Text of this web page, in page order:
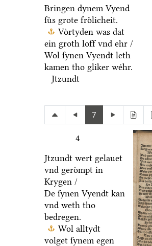
Bringen dynem Vyend
ſuͤs grote froͤlicheit.
Voͤrtyden was dat
ein groth loff vnd ehr /
Wol ſynen Vyendt leth
kamen tho gliker weͤhr.
Jtzundt
7
4
Jtzundt wert gelauet
vnd geroͤmpt in
Krygen /
De ſynen Vyendt kan
vnd weth tho
bedregen.
Wol alltydt
volget ſynem egen